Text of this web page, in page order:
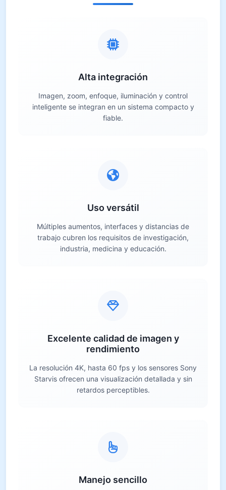
Alta integración
Imagen, zoom, enfoque, iluminación y control
inteligente se integran en un sistema compacto y
fiable.
Uso versátil
Múltiples aumentos, interfaces y distancias de
trabajo cubren los requisitos de investigación,
industria, medicina y educación.
Excelente calidad de imagen y
rendimiento
La resolución 4K, hasta 60 fps y los sensores Sony
Starvis ofrecen una visualización detallada y sin
retardos perceptibles.
Manejo sencillo